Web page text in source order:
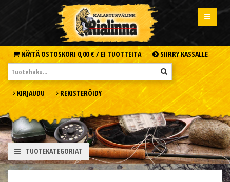
NÄYTÄ OSTOSKORI 0,00 € / EI TUOTTEITA SIIRRY KASSALLE
KIRJAUDU REKISTERÖIDY
TUOTEKATEGORIAT